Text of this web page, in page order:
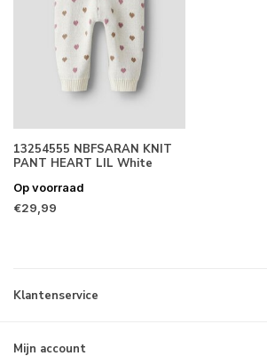
13254555 NBFSARAN KNIT
PANT HEART LIL White
Op voorraad
€29,99
Klantenservice
Mijn account